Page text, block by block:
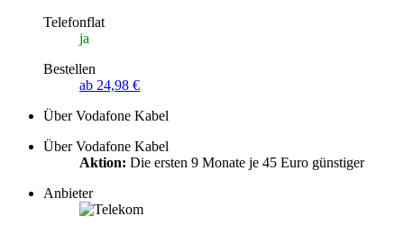
Telefonflat
ja
Bestellen
ab 24,98 €
Über Vodafone Kabel
Über Vodafone Kabel
Aktion: Die ersten 9 Monate je 45 Euro günstiger
Anbieter